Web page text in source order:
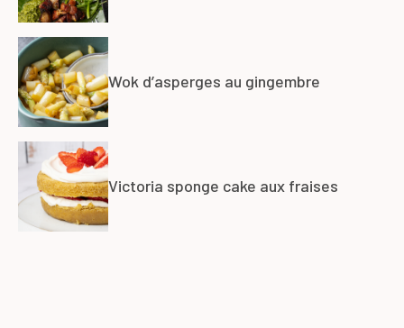
Wok d’asperges au gingembre
Victoria sponge cake aux fraises